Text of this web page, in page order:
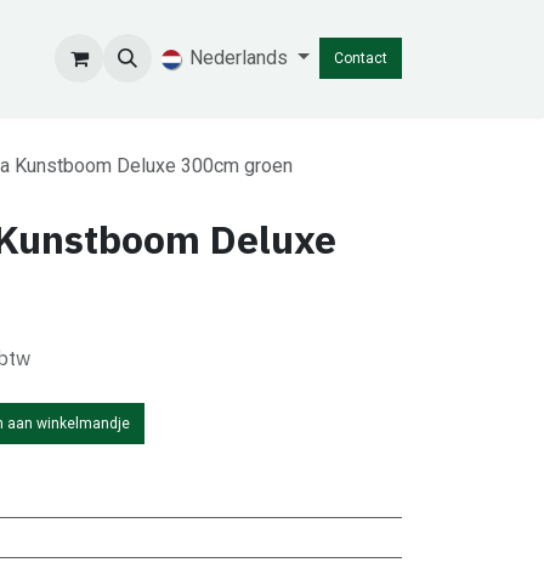
Nederlands Contact
Kunstboom Deluxe 300cm groen
Deluxe
aan winkelmandje